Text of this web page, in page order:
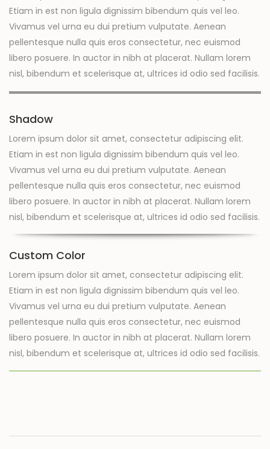
Etiam in est non ligula dignissim bibendum quis vel leo.
Vivamus vel urna eu dui pretium vulputate. Aenean
pellentesque nulla quis eros consectetur, nec euismod
libero posuere. In auctor in nibh at placerat. Nullam lorem
nisl, bibendum et scelerisque at, ultrices id odio sed facilisis.
Shadow
Lorem ipsum dolor sit amet, consectetur adipiscing elit.
Etiam in est non ligula dignissim bibendum quis vel leo.
Vivamus vel urna eu dui pretium vulputate. Aenean
pellentesque nulla quis eros consectetur, nec euismod
libero posuere. In auctor in nibh at placerat. Nullam lorem
nisl, bibendum et scelerisque at, ultrices id odio sed facilisis.
Custom Color
Lorem ipsum dolor sit amet, consectetur adipiscing elit.
Etiam in est non ligula dignissim bibendum quis vel leo.
Vivamus vel urna eu dui pretium vulputate. Aenean
pellentesque nulla quis eros consectetur, nec euismod
libero posuere. In auctor in nibh at placerat. Nullam lorem
nisl, bibendum et scelerisque at, ultrices id odio sed facilisis.